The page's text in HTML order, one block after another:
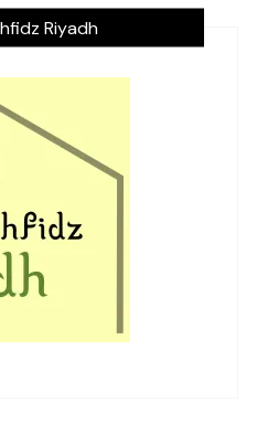
Riyadh